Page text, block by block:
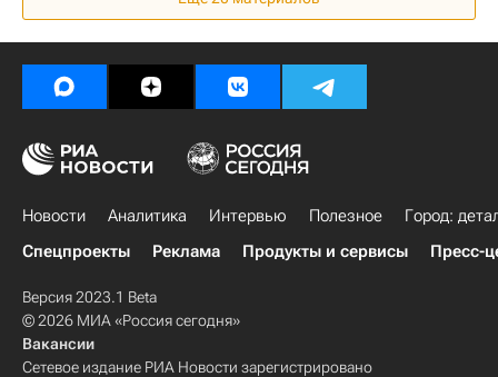
Новости Аналитика Интервью Полезное
Город:
Спецпроекты
Реклама Продукты и сервисы Пресс-
Версия 2023.1 Beta
© 2026 МИА «Россия сегодня»
Вакансии
Сетевое издание РИА Новости зарегистрировано